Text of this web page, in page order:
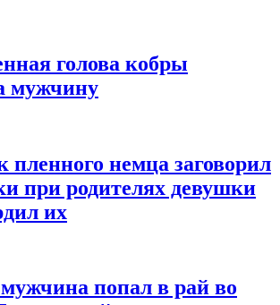
голова кобры
мужчину
пленного немца заговорил
при родителях девушки
их
попал в рай во